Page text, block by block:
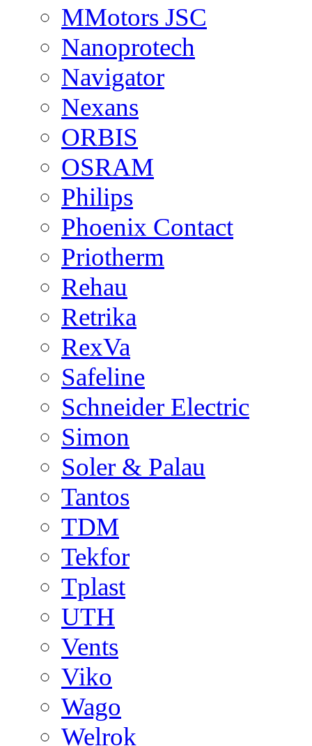
MMotors JSC
Nanoprotech
Navigator
Nexans
ORBIS
OSRAM
Philips
Phoenix Contact
Priotherm
Rehau
Retrika
RexVa
Safeline
Schneider Electric
Simon
Soler & Palau
Tantos
TDM
Tekfor
Tplast
UTH
Vents
Viko
Wago
Welrok